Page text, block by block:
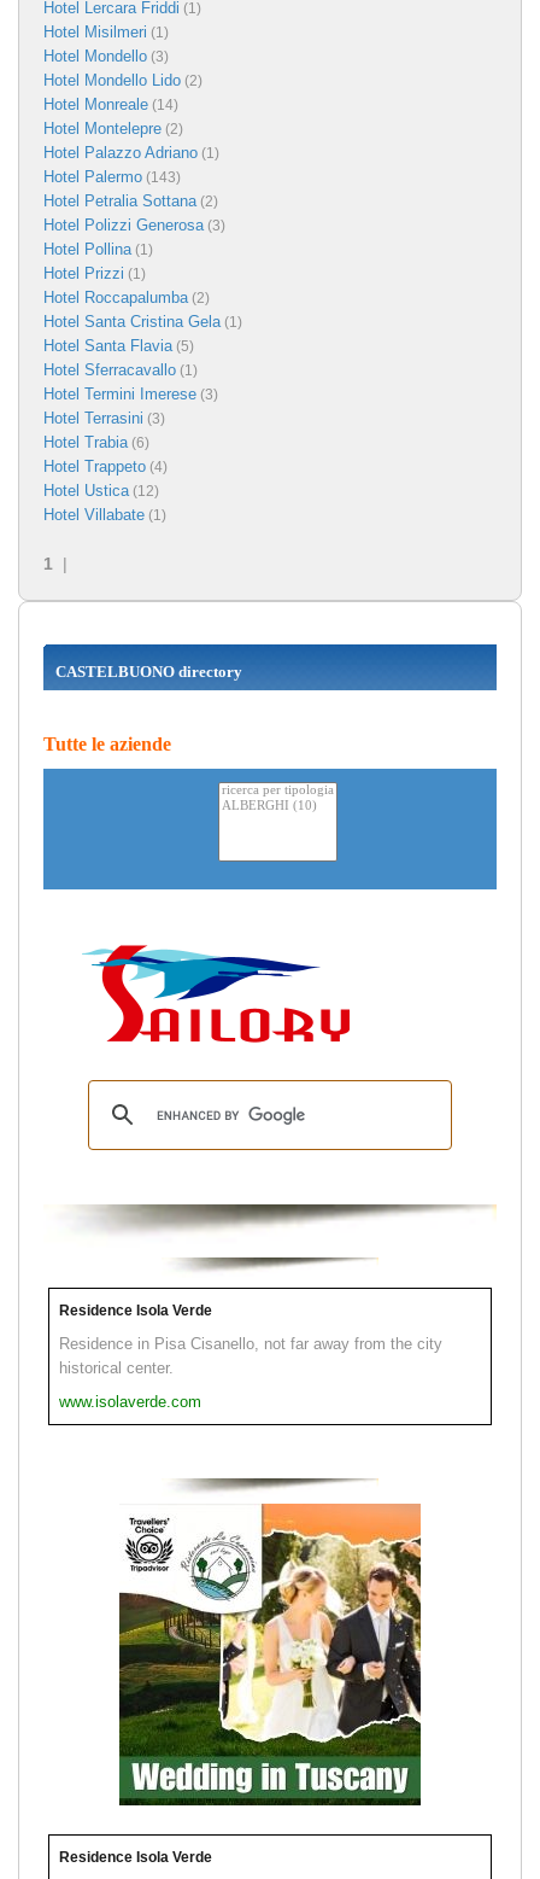
Hotel Lercara Friddi (1)
Hotel Misilmeri (1)
Hotel Mondello (3)
Hotel Mondello Lido (2)
Hotel Monreale (14)
Hotel Montelepre (2)
Hotel Palazzo Adriano (1)
Hotel Palermo (143)
Hotel Petralia Sottana(2)
Hotel Polizzi Generosa(3)
Hotel Pollina(1)
Hotel Prizzi (1)
Hotel Roccapalumba(2)
Hotel Santa Cristina Gela(1)
Hotel Santa Flavia(5)
Hotel Sferracavallo (1)
Hotel Termini Imerese (3)
Hotel Terrasini (3)
Hotel Trabia(6)
Hotel Trappeto (4)
Hotel Ustica(12)
Hotel Villabate (1)
1 |
CASTELBUONO directory
Tutte le aziende
Residence Isola Verde
Residence in Pisa Cisanello, not far away from the city
historical center.
www.isolaverde.com
Residence Isola Verde